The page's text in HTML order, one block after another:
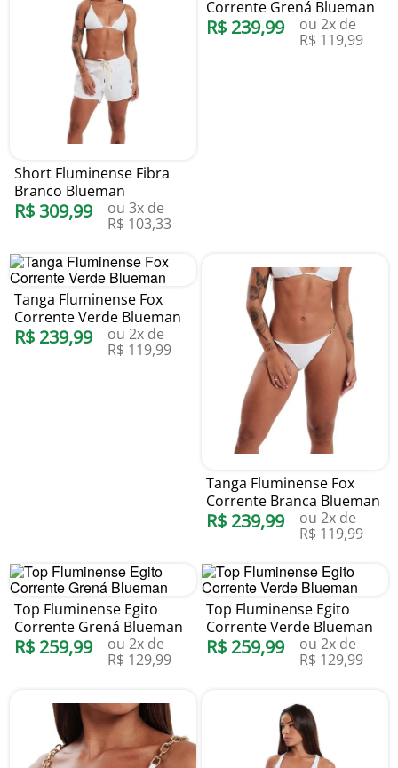
Short Fluminense Fibra
Branco Blueman
R$ 309,99 ou 3x de
R$ 103,33
Corrente Grená Blueman
R$ 239,99 ou 2x de
R$ 119,99
Tanga Fluminense Fox
Corrente Verde Blueman
R$ 239,99 ou 2x de
R$ 119,99
Tanga Fluminense Fox
Corrente Branca Blueman
R$ 239,99 ou 2x de
R$ 119,99
Top Fluminense Egito
Corrente Grená Blueman
R$ 259,99 ou 2x de
R$ 129,99
Top Fluminense Egito
Corrente Verde Blueman
R$ 259,99 ou 2x de
R$ 129,99